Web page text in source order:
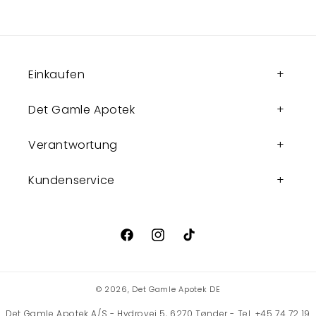
Einkaufen
Det Gamle Apotek
Verantwortung
Kundenservice
FacebookInstagram
TikTok
© 2026, Det Gamle Apotek DE
Det Gamle Apotek A/S - Hydrovej 5, 6270 Tønder - Tel. +45 74 72 19